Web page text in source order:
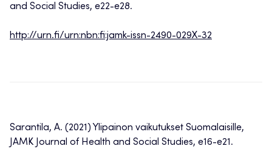
and Social Studies, e22-e28.
http://urn.fi/urn:nbn:fi:jamk-issn-2490-029X-32
Sarantila, A. (2021) Ylipainon vaikutukset Suomalaisille,
JAMK Journal of Health and Social Studies, e16-e21.